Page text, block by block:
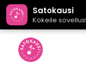
Satokausi
Kokeile